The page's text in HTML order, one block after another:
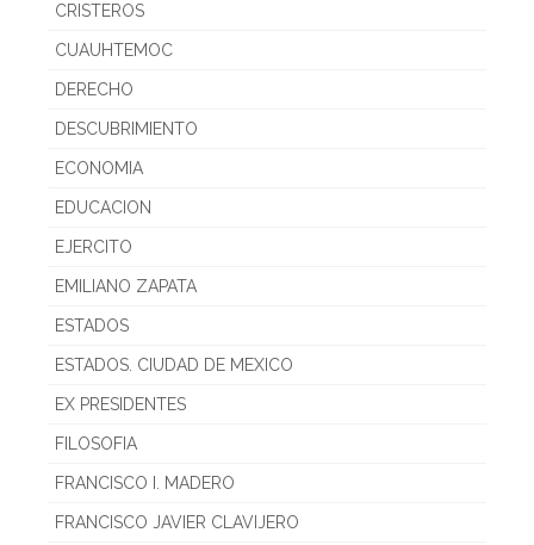
CRISTEROS
CUAUHTEMOC
DERECHO
DESCUBRIMIENTO
ECONOMIA
EDUCACION
EJERCITO
EMILIANO ZAPATA
ESTADOS
ESTADOS. CIUDAD DE MEXICO
EX PRESIDENTES
FILOSOFIA
FRANCISCO I. MADERO
FRANCISCO JAVIER CLAVIJERO